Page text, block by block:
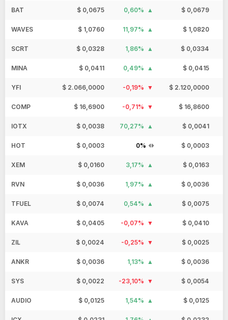
BAT $ 0,0675 0,60% $ 0,0679
WAVES $ 1,0760 11,97% $ 1,0820
SCRT $ 0,0328 1,86% $ 0,0334
MINA $ 0,0411 0,49% $ 0,0415
YFI $ 2.066,0000 -0,19% $ 2.120,0000
COMP $ 16,6900 -0,71% $ 16,8600
IOTX $ 0,0038 70,27% $ 0,0041
HOT $ 0,0003 0% $ 0,0003
XEM $ 0,0160 3,17% $ 0,0163
RVN $ 0,0036 1,97% $ 0,0036
TFUEL $ 0,0074 0,54% $ 0,0075
KAVA $ 0,0405 -0,07% $ 0,0410
ZIL $ 0,0024 -0,25% $ 0,0025
ANKR $ 0,0036 1,13% $ 0,0036
SYS $ 0,0022 -23,10% $ 0,0054
AUDIO $ 0,0125 1,54% $ 0,0125